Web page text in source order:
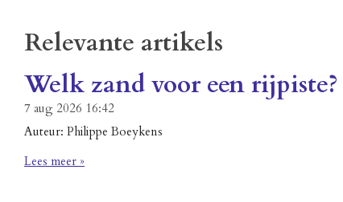
Relevante artikels
Welk zand voor een rijpiste?
7 aug 2026 16:42
Auteur: Philippe Boeykens
Lees meer »